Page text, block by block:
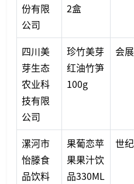
份有限
公司
2盒
四川美
芽生态
农业科
技有限
公司
珍竹美芽
红油竹笋
100g
会
漯河市
怡滕食
品饮料
果葡恋苹
果果汁饮
品330ML
世